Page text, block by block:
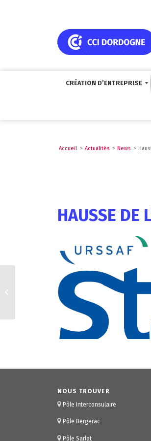
CRÉATION D’ENTREPRISE
Accueil > Actualités > News >
HAUSSE DE
NOUS TROUVER
Pôle Interconsulaire
Pôle Bergerac
Pôle Sarlat
Toutes les aides pour
d’entreprise sur les-